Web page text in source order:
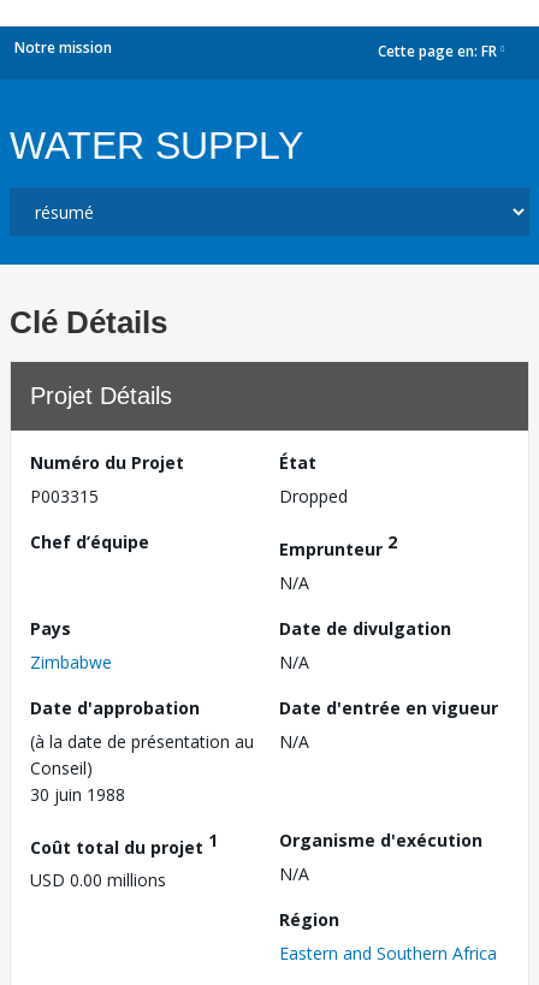
Notre mission Cette page en: FR
WATER SUPPLY
Clé Détails
Projet Détails
Numéro du Projet
P003315
État
Dropped
Chef d’équipe
Emprunteur 2
N/A
Pays
Zimbabwe
Date de divulgation
N/A
Date d'approbation
(à la date de présentation au
Conseil)
30 juin 1988
Date d'entrée en vigueur
N/A
Coût total du projet 1
USD 0.00 millions
Organisme d'exécution
N/A
Région
Eastern and Southern Africa